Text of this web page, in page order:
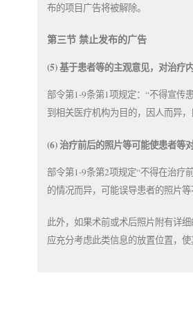
布的项目广告将被解除。
第三节 禁止发布的广告
(5) 基于患者等的主观意见，对治疗
部令第1-9条第1项规定：“不得宣传
到相关医疗机构为目的，因人而异
(6) 治疗前后的照片等可能使患者等
部令第1-9条第2项规定“不得在治疗
的情况而异，可能误导患者的照片等
此外，如果术前或术后照片附有详
应充分考虑此类信息的放置位置，